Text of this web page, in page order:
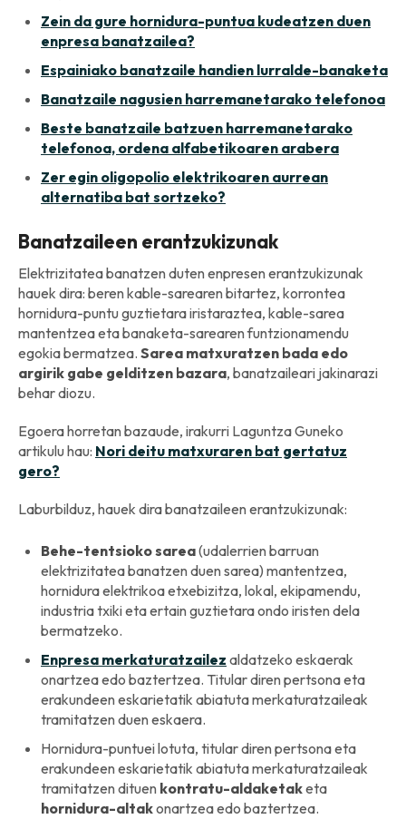
Zein da gure hornidura-puntua kudeatzen duen
enpresa banatzailea?
Espainiako banatzaile handien lurralde-banaketa
Banatzaile nagusien harremanetarako telefonoa
Beste banatzaile batzuen harremanetarako
telefonoa, ordena alfabetikoaren arabera
Zer egin oligopolio elektrikoaren aurrean
alternatiba bat sortzeko?
Banatzaileen erantzukizunak
Elektrizitatea banatzen duten enpresen erantzukizunak
hauek dira: beren kable-sarearen bitartez, korrontea
hornidura-puntu guztietara iristaraztea, kable-sarea
mantentzea eta banaketa-sarearen funtzionamendu
egokia bermatzea. Sarea matxuratzen bada edo
argirik gabe gelditzen bazara, banatzaileari jakinarazi
behar diozu.
Egoera horretan bazaude, irakurri Laguntza Guneko
artikulu hau: Nori deitu matxuraren bat gertatuz
gero?
Laburbilduz, hauek dira banatzaileen erantzukizunak:
Behe-tentsioko sarea(udalerrien barruan
elektrizitatea banatzen duen sarea) mantentzea,
hornidura elektrikoa etxebizitza, lokal, ekipamendu,
industria txiki eta ertain guztietara ondo iristen dela
bermatzeko.
Enpresa merkaturatzailez aldatzeko eskaerak
onartzea edo baztertzea. Titular diren pertsona eta
erakundeen eskarietatik abiatuta merkaturatzaileak
tramitatzen duen eskaera.
Hornidura-puntuei lotuta, titular diren pertsona eta
erakundeen eskarietatik abiatuta merkaturatzaileak
tramitatzen dituen kontratu-aldaketaketa
hornidura-altakonartzea edo baztertzea.